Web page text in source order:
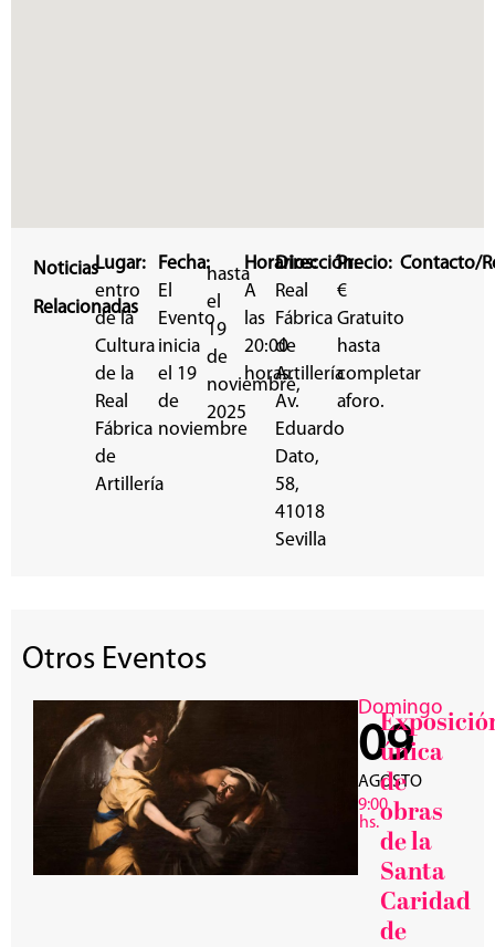
Noticias
Relacionadas
Lugar:
entro
de la
Cultura
de la
Real
Fábrica
de
Artillería
Fecha:
El
Evento
inicia
el 19
de
noviembre
hasta
el
19
de
noviembre,
2025
Horarios:
A
las
20:00
horas.
Dirección:
Real
Fábrica
de
Artillería
Av.
Eduardo
Dato,
58,
41018
Sevilla
Precio:
€
Gratuito
hasta
completar
aforo.
Contacto/
Otros Eventos
Domingo
09
AGOSTO
9:00
hs.
única
de
obras
de la
Santa
Caridad
de